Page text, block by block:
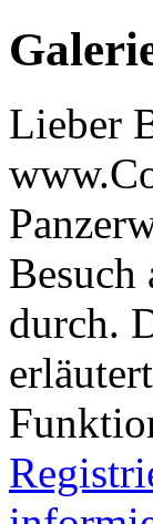
Lieber
Besuch
durch.